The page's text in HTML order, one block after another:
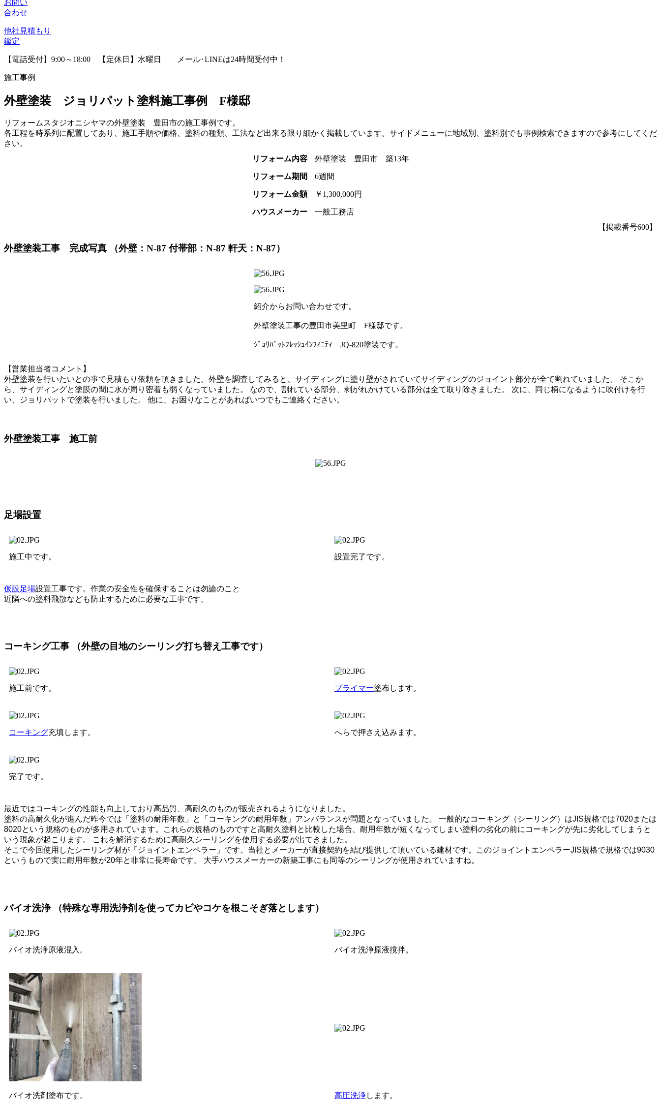
お問い
合わせ
他社見積もり
鑑定
【電話受付】9:00～18:00 【定休日】水曜日 メール･LINEは24時間受付中！
施工事例
外壁塗装 ジョリパット塗料施工事例 F様邸
リフォームスタジオニシヤマの外壁塗装 豊田市の施工事例です。
各工程を時系列に配置してあり、施工手順や価格、塗料の種類、工法など出来る限り細かく掲載しています。サイドメニューに地域別、塗料別でも事例検索できますので参考にしてくだ
さい。
リフォーム内容
外壁塗装 豊田市 築13年
リフォーム期間 6週間
リフォーム金額 ￥1,300,000円
ハウスメーカー
一般工務店
【掲載番号600】
外壁塗装工事 完成写真 （外壁：N-87 付帯部：N-87 軒天：N-87）
紹介からお問い合わせです。
外壁塗装工事の豊田市美里町 F様邸です。
ｼﾞｮﾘﾊﾟｯﾄﾌﾚｯｼｭｲﾝﾌｨﾆﾃｨ JQ-820塗装です。
【営業担当者コメント】
外壁塗装を行いたいとの事で見積もり依頼を頂きました。外壁を調査してみると、サイディングに塗り壁がされていてサイディングのジョイント部分が全て割れていました。 そこか
ら、サイディングと塗膜の間に水が周り密着も弱くなっていました。 なので、割れている部分、剥がれかけている部分は全て取り除きました。 次に、同じ柄になるように吹付けを行
い、ジョリパットで塗装を行いました。 他に、お困りなことがあればいつでもご連絡ください。
外壁塗装工事 施工前
足場設置
施工中です。 設置完了です。
仮設足場設置工事です。作業の安全性を確保することは勿論のこと
近隣への塗料飛散なども防止するために必要な工事です。
コーキング工事 （外壁の目地のシーリング打ち替え工事です）
施工前です。 プライマー塗布します。
コーキング充填します。 へらで押さえ込みます。
完了です。
最近ではコーキングの性能も向上しており高品質、高耐久のものが販売されるようになりました。
塗料の高耐久化が進んだ昨今では「塗料の耐用年数」と「コーキングの耐用年数」アンバランスが問題となっていました。 一般的なコーキング（シーリング）はJIS規格では7020または
8020という規格のものが多用されています。これらの規格のものですと高耐久塗料と比較した場合、耐用年数が短くなってしまい塗料の劣化の前にコーキングが先に劣化してしまうと
いう現象が起こります。 これを解消するために高耐久シーリングを使用する必要が出てきました。
そこで今回使用したシーリング材が「ジョイントエンペラー」です。当社とメーカーが直接契約を結び提供して頂いている建材です。このジョイントエンペラーJIS規格で規格では9030
というもので実に耐用年数が20年と非常に長寿命です。 大手ハウスメーカーの新築工事にも同等のシーリングが使用されていますね。
バイオ洗浄（特殊な専用洗浄剤を使ってカビやコケを根こそぎ落とします）
バイオ洗浄原液混入。 バイオ洗浄原液撹拌。
バイオ洗剤塗布です。 高圧洗浄します。